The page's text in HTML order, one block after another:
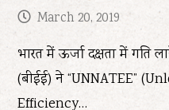
March 20, 2019
भारत में ऊर्जा दक्षता में गति
(बीईई) ने “UNNATEE”
Efficiency…